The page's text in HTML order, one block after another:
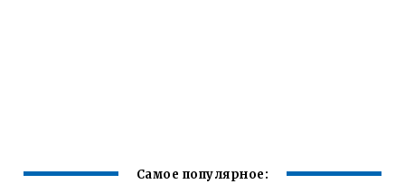
Самое популярное: